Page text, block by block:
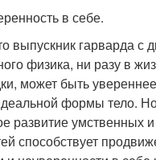
в себе.
выпускник гарварда с
физика, ни разу в
может быть
формы тело.
развитие умственных
способствует